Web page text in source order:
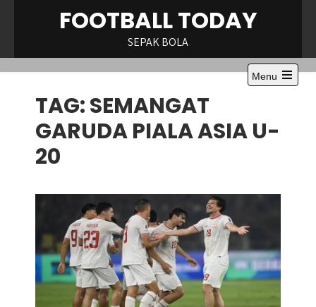
FOOTBALL TODAY
SEPAK BOLA
Menu
Open
TAG:SEMANGAT
GARUDA PIALA ASIA U-
20